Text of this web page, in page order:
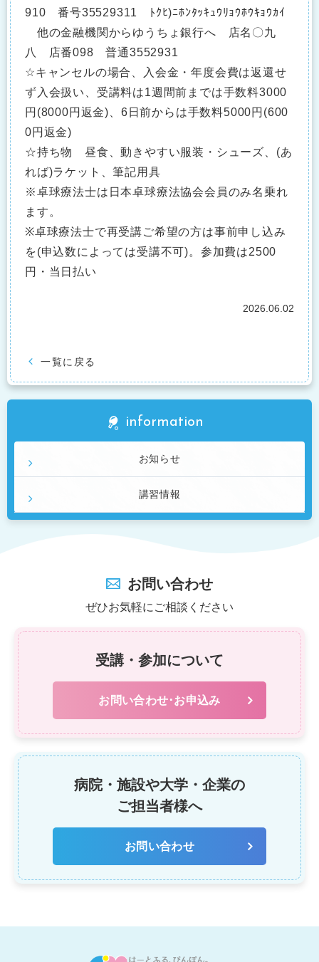
910 番号35529311 ﾄｸﾋ)ﾆﾎﾝﾀｯｷｭｳﾘｮｳﾎｳｷｮｳｶｲ
他の金融機関からゆうちょ銀行へ 店名〇九
八 店番098 普通3552931
☆キャンセルの場合、入会金・年度会費は返還せ
ず入会扱い、受講料は1週間前までは手数料3000
円(8000円返金)、6日前からは手数料5000円(600
0円返金)
☆持ち物 昼食、動きやすい服装・シューズ、(あ
れば)ラケット、筆記用具
※卓球療法士は日本卓球療法協会会員のみ名乗れ
ます。
※卓球療法士で再受講ご希望の方は事前申し込み
を(申込数によっては受講不可)。参加費は2500
円・当日払い
2026.06.02
一覧に戻る
information
お知らせ
講習情報
お問い合わせ
ぜひお気軽にご相談ください
受講・参加について
お問い合わせ･お申込み
病院・施設や大学・企業の
ご担当者様へ
お問い合わせ